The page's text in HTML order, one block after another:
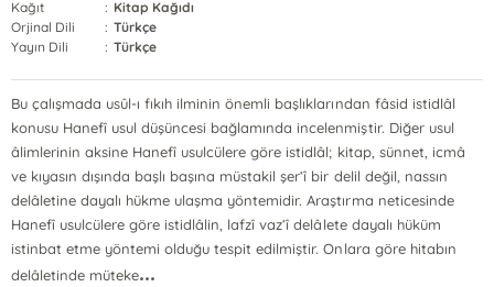
Kağıt
: Kitap Kağıdı
Orjinal Dili
: Türkçe
Yayın Dili
: Türkçe
Bu çalışmada usûl-ı fıkıh ilminin önemli başlıklarından fâsid istidlâl
konusu Hanefî usul düşüncesi bağlamında incelenmiştir. Diğer usul
âlimlerinin aksine Hanefî usulcülere göre istidlâl; kitap, sünnet, icmâ
ve kıyasın dışında başlı başına müstakil şer‘î bir delil değil, nassın
delâletine dayalı hükme ulaşma yöntemidir. Araştırma neticesinde
Hanefî usulcülere göre istidlâlin, lafzî vaz‘î delâlete dayalı hüküm
istinbat etme yöntemi olduğu tespit edilmiştir. Onlara göre hitabın
delâletinde müteke...